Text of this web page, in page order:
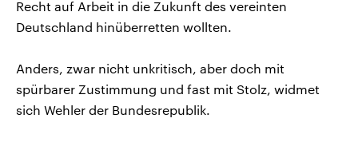
Recht auf Arbeit in die Zukunft des vereinten
Deutschland hinüberretten wollten.
Anders, zwar nicht unkritisch, aber doch mit
spürbarer Zustimmung und fast mit Stolz, widmet
sich Wehler der Bundesrepublik.